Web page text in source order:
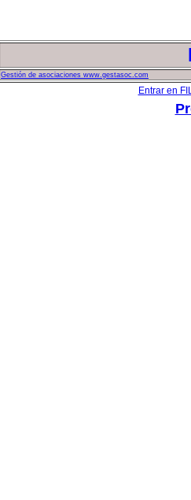
Gestión de asociaciones www.gestasoc.com
Entrar en